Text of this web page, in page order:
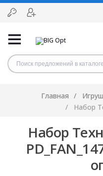
Главная
Набор
Набор